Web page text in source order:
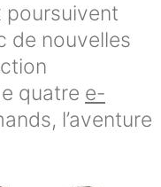
poursuivent
de nouvelles
quatre e-
l’aventure